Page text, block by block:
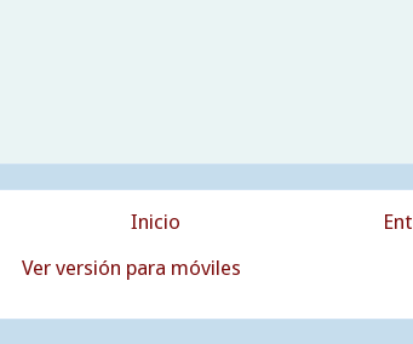
Inicio
Ver versión para móviles